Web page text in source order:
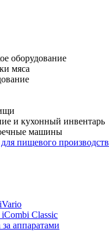
оборудование
мяса
и кухонный инвентарь
машины
пищевого
Classic
аппаратами